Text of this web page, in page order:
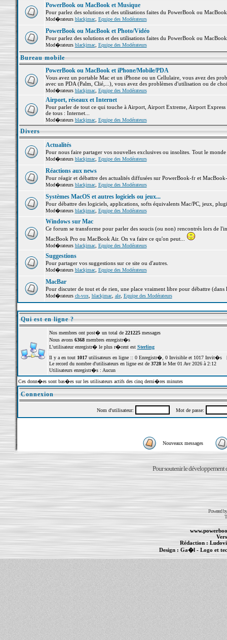
PowerBook ou MacBook et Musique
Pour parlez des solutions et des utilisations faites du PowerBook ou
Mod�rateurs blackjmac, Equipe des Modérateurs
PowerBook ou MacBook et Photo/Vidéo
Pour parlez des solutions et des utilisations faites du PowerBook ou
Mod�rateurs blackjmac, Equipe des Modérateurs
Bureau mobile
PowerBook ou MacBook et iPhone/Mobile/PDA
Vous avez un portable Mac et un iPhone ou un Cellulaire, vous avez des
avec un PDA (Palm, Clié,...), vous avez des problèmes d'utilisation ou de
Mod�rateurs blackjmac, Equipe des Modérateurs
Airport, réseaux et Internet
Pour parler de tout ce qui touche à Airport, Airport Extreme, Airport
de tous : Internet...
Mod�rateurs blackjmac, Equipe des Modérateurs
Divers
Actualités
Pour nous faire partager vos nouvelles exclusives ou insolites. Tout le
Mod�rateurs blackjmac, Equipe des Modérateurs
Réactions aux news
Pour réagir et débattre des actualités diffusées sur PowerBook-fr et
Mod�rateurs blackjmac, Equipe des Modérateurs
Systèmes MacOS et autres logiciels ou jeux...
Pour débattre des logiciels, applications, softs équivalents Mac/PC, jeux,
Mod�rateurs blackjmac, Equipe des Modérateurs
Windows sur Mac
Ce forum se transforme pour parler des soucis (ou non) rencontrés lors de
MacBook Pro ou MacBook Air. On va faire ce qu'on peut...
Mod�rateurs blackjmac, Equipe des Modérateurs
Suggestions
Pour partager vos suggestions sur ce site ou d'autres.
Mod�rateurs blackjmac, Equipe des Modérateurs
MacBar
Pour discuter de tout et de rien, une place vraiment libre pour débattre (dans
Mod�rateurs ch-vox, blackjmac, ale, Equipe des Modérateurs
Qui est en ligne ?
Nos membres ont post� un total de 221225messages
Nous avons 6368membres enregistr�s
L'utilisateur enregistr� le plus r�cent est Sterling
Il y a en tout 1017utilisateurs en ligne :: 0 Enregistr�, 0 Invisible et 1017 Invit�s
Le record du nombre d'utilisateurs en ligne est de 3728le Mer 01 Avr 2026 à 2:12
Utilisateurs enregistr�s : Aucun
Ces donn�es sont bas�es sur les utilisateurs actifs des cinq derni�res minutes
Connexion
Nom d'utilisateur: Mot de passe:
Nouveaux messages
Pour soutenir le développement
Powered
Rédaction :
Design : Ga�l- Logo et